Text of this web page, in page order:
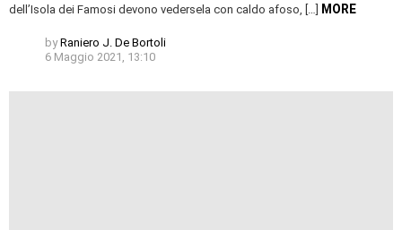
dell’Isola dei Famosi devono vedersela con caldo afoso, […]
MORE
by Raniero J. De Bortoli
6 Maggio 2021, 13:10